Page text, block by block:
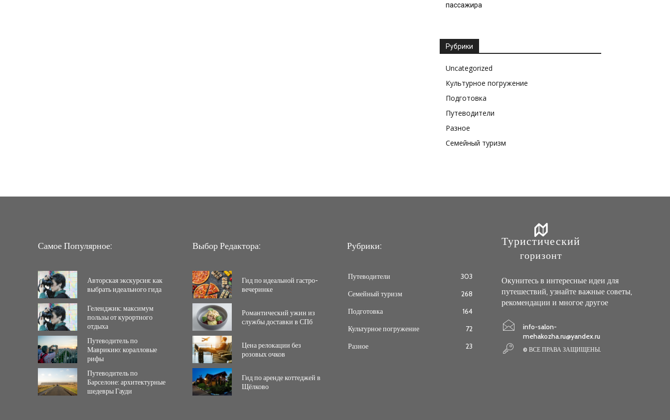
пассажира
Рубрики
Uncategorized
Культурное погружение
Подготовка
Путеводители
Разное
Семейный туризм
Самое Популярное:
Авторская экскурсия: как
выбрать идеального гида
Геленджик: максимум
пользы от курортного
отдыха
Путеводитель по
Маврикию: коралловые
рифы
Путеводитель по
Барселоне: архитектурные
шедевры Гауди
Выбор Редактора:
Гид по идеальной гастро-
вечеринке
Романтический ужин из
службы доставки в СПб
Цена релокации без
розовых очков
Гид по аренде коттеджей в
Щёлково
Рубрики:
Путеводители
303
Семейный туризм
268
Подготовка
164
Культурное погружение
72
Разное
23
Туристический
горизонт
Окунитесь в интересные идеи для
путешествий, узнайте важные советы,
рекомендации и многое другое
info-salon-
mehakozha.ru@yandex.ru
© ВСЕ ПРАВА ЗАЩИЩЕНЫ.